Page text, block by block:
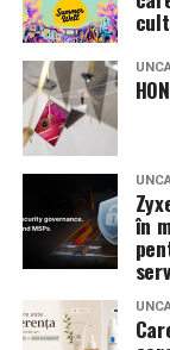
importantă a
combinând
a transforma
deosebită
accentua liniile
echilibrat, in
proportiile,
Anvelopele ca
La
componente
si fotografii
care roata
aspectul general
în